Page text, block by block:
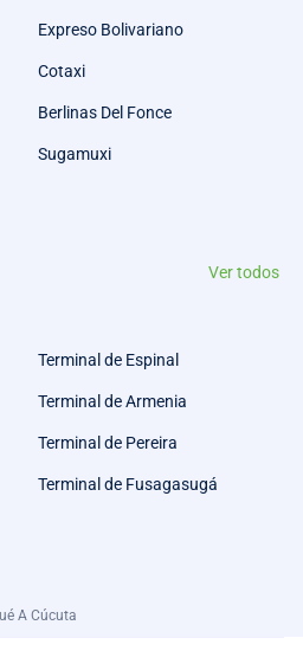
Expreso Bolivariano
Cotaxi
Berlinas Del Fonce
Sugamuxi
Ver todos
Terminal de Espinal
Terminal de Armenia
Terminal de Pereira
Terminal de Fusagasugá
A Cúcuta